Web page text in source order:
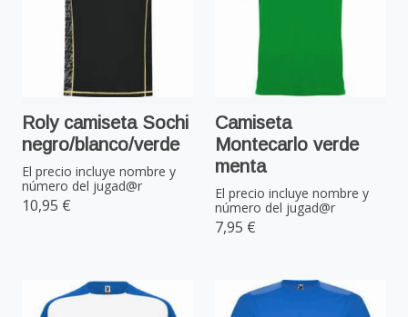
Roly camiseta Sochi
negro/blanco/verde
El precio incluye nombre y
número del jugad@r
10,95 €
Camiseta
Montecarlo verde
menta
El precio incluye nombre y
número del jugad@r
7,95 €